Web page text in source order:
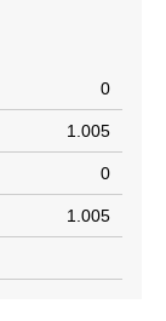
0
1.005
0
1.005